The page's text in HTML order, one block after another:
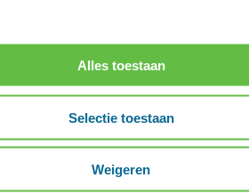
Alles toestaan
Selectie toestaan
Weigeren